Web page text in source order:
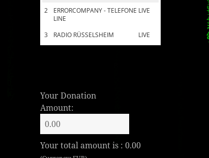
2
LIVE
ERRORCOMPANY - TELEFONE
LINE
3
LIVE
RADIO RÜSSELSHEIM
Your Donation
Amount:
Your total amount is :0.00